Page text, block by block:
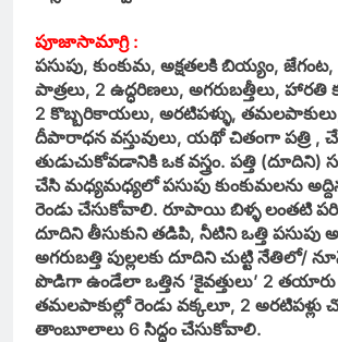
పూజాసామాగ్రి :
పసుపు, కుంకుమ, అక్షతలకి బియ్యం,
పాత్రలు, 2 ఉద్ధరిణలు, అగరుబత్తీలు, హారతి
2 కొబ్బరికాయలు, అరటిపళ్ళు, తమలపాకులు,
దీపారాధన వస్తువులు, యథో చితంగా పత్రి ,
తుడుచుకోవడానికి ఒక వస్త్రం. పత్తి (దూదిని)
చేసి మధ్యమధ్యలో పసుపు కుంకుమలను
రెండు చేసుకోవాలి. రూపాయి బిళ్ళ లంతటి
దూదిని తీసుకుని తడిపి, నీటిని ఒత్తి పసుపు
అగరుబత్తి పుల్లలకు దూదిని చుట్టి నేతిలో/
పొడిగా ఉండేలా ఒత్తిన ‘కైవత్తులు’ 2
తమలపాకుల్లో రెండు వక్కలూ, 2 అరటిపళ్లు
తాంబూలాలు 6 సిద్ధం చేసుకోవాలి.